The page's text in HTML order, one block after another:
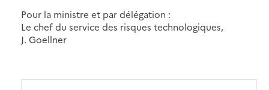
Pour la ministre et par délégation :
Le chef du service des risques technologiques,
J. Goellner